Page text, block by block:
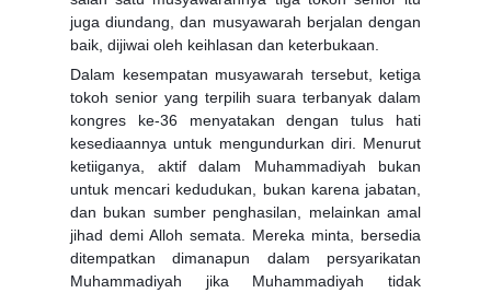
juga diundang, dan musyawarah berjalan dengan
baik, dijiwai oleh keihlasan dan keterbukaan.
Dalam kesempatan musyawarah tersebut, ketiga
tokoh senior yang terpilih suara terbanyak dalam
kongres ke-36 menyatakan dengan tulus hati
kesediaannya untuk mengundurkan diri. Menurut
ketiiganya, aktif dalam Muhammadiyah bukan
untuk mencari kedudukan, bukan karena jabatan,
dan bukan sumber penghasilan, melainkan amal
jihad demi Alloh semata. Mereka minta, bersedia
ditempatkan dimanapun dalam persyarikatan
Muhammadiyah jika Muhammadiyah tidak